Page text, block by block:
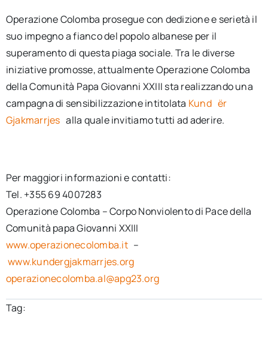
Operazione Colomba prosegue con dedizione e serietà il
suo impegno a fianco del popolo albanese per il
superamento di questa piaga sociale. Tra le diverse
iniziative promosse, attualmente Operazione Colomba
della Comunità Papa Giovanni XXIII sta realizzando una
campagna di sensibilizzazione intitolata Kund ër
Gjakmarrjes alla quale invitiamo tutti ad aderire.
Per maggiori informazioni e contatti:
Tel. +355 69 4007283
Operazione Colomba – Corpo Nonviolento di Pace della
Comunità papa Giovanni XXIII
www.operazionecolomba.it –
www.kundergjakmarrjes.org
operazionecolomba.al@apg23.org
Tag: